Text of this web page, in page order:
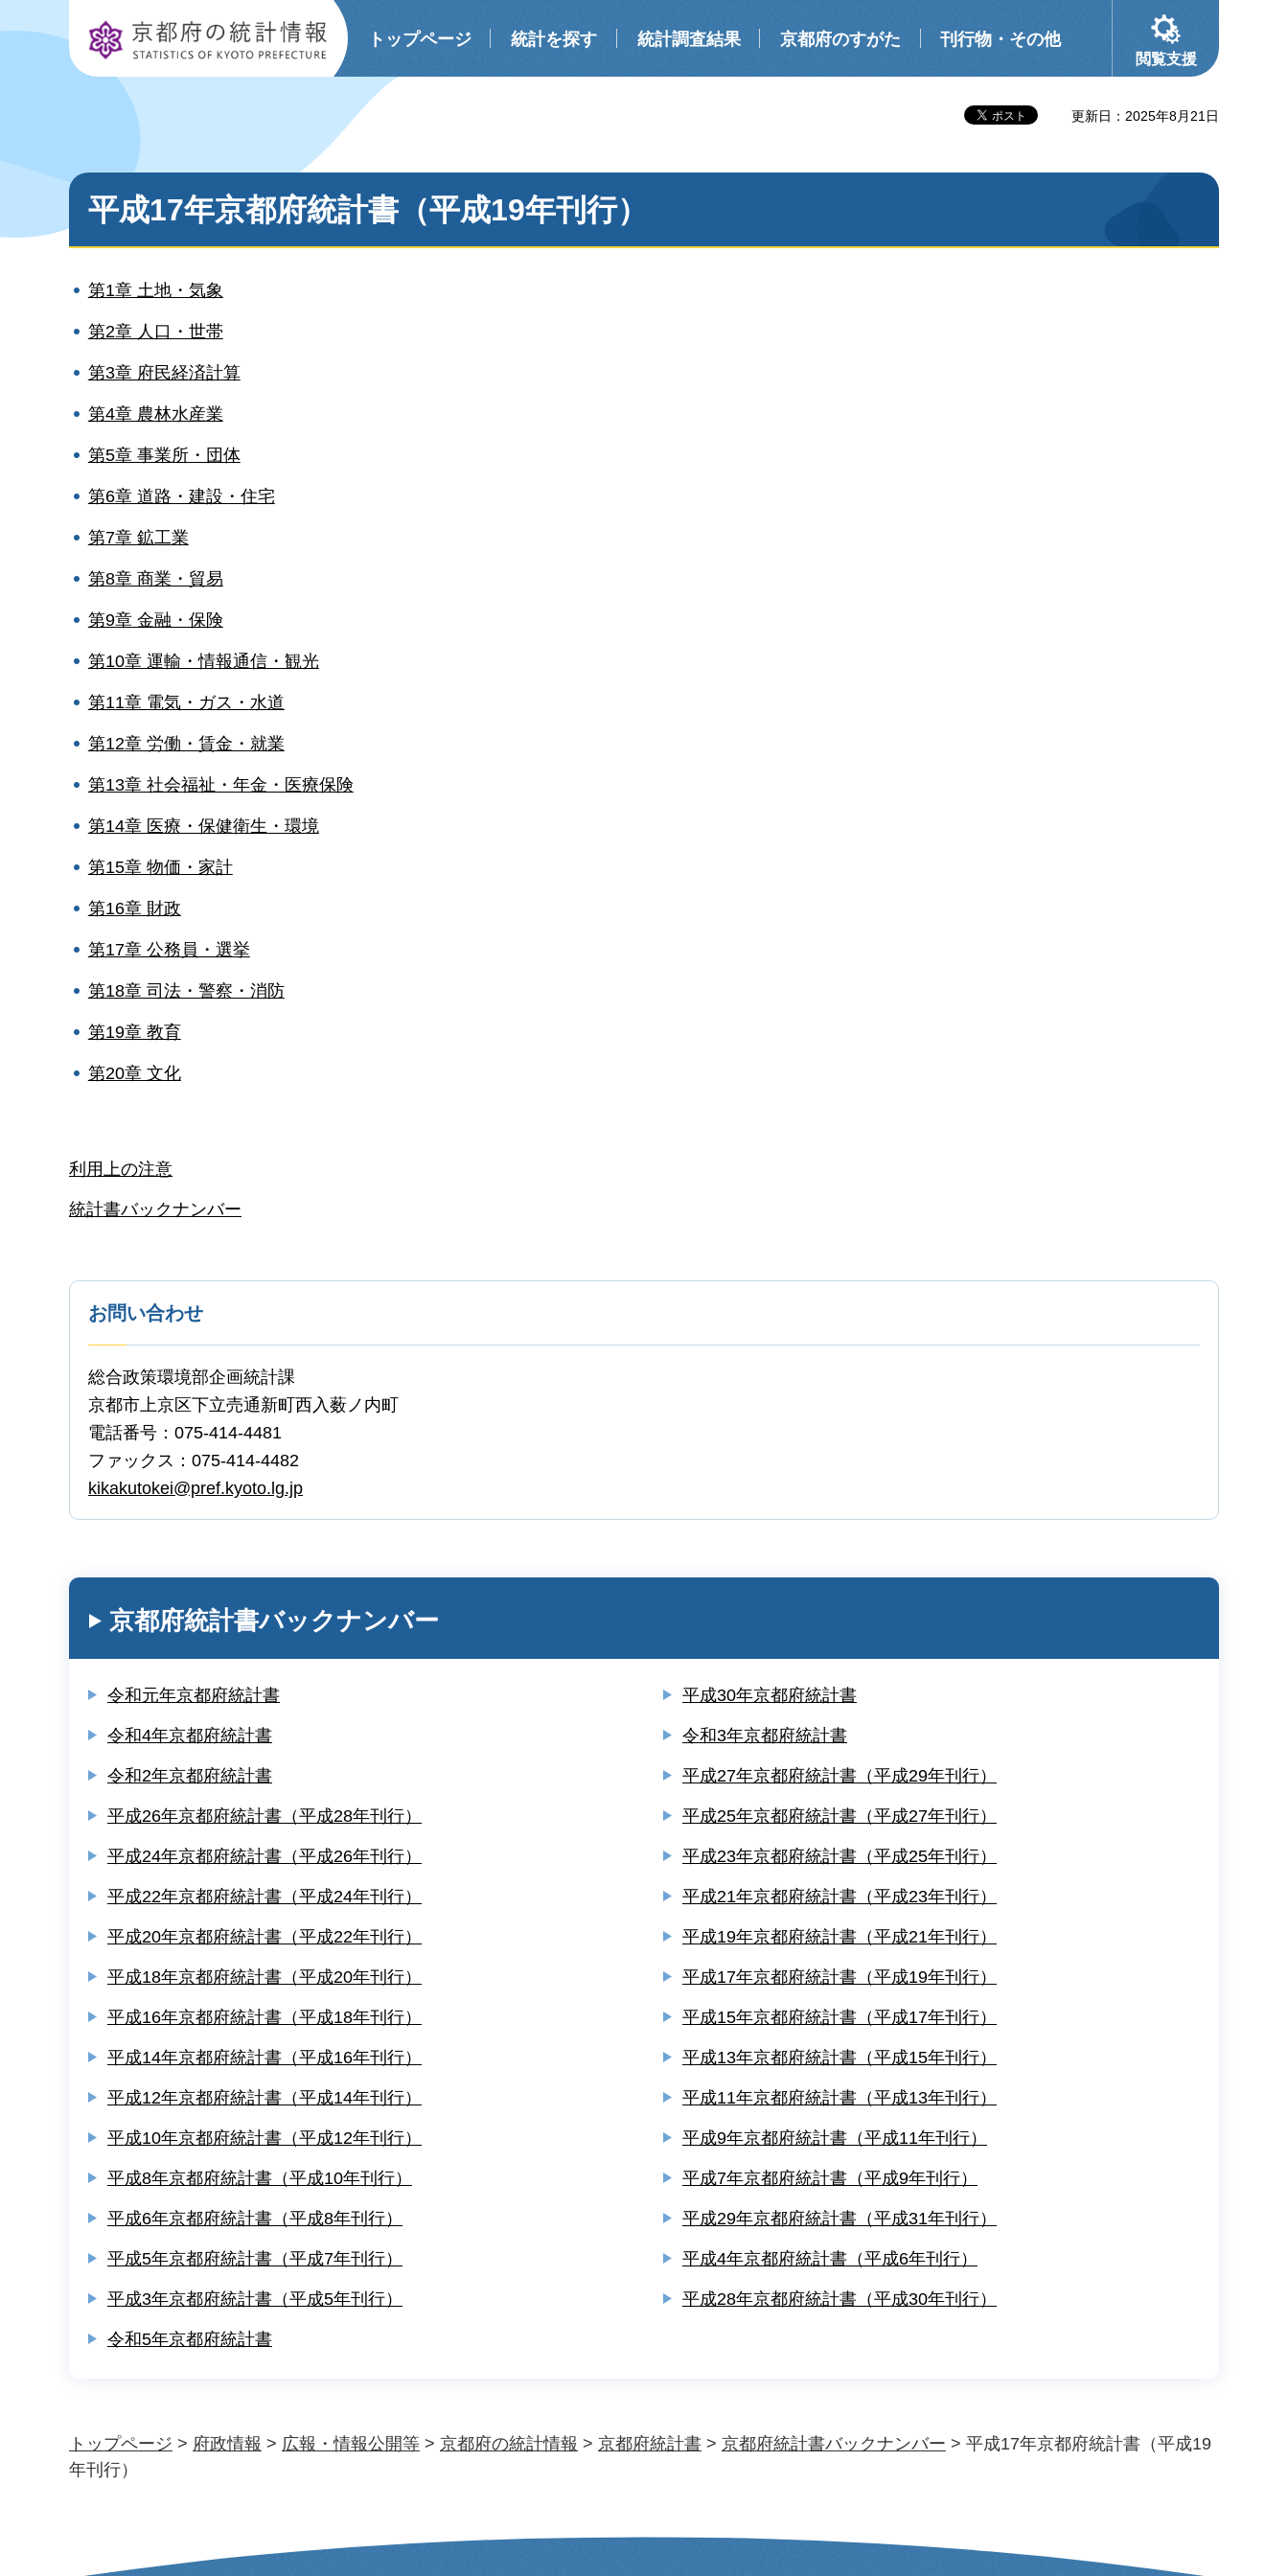
京都府の統計情報 トップページ 統計を探す 統計調査結果 京都府のすがた 刊行物・その他
閲覧支援
更新日：2025年8月21日
平成17年京都府統計書（平成19年刊行）
第1章 土地・気象
第2章 人口・世帯
第3章 府民経済計算
第4章 農林水産業
第5章 事業所・団体
第6章 道路・建設・住宅
第7章 鉱工業
第8章 商業・貿易
第9章 金融・保険
第10章 運輸・情報通信・観光
第11章 電気・ガス・水道
第12章 労働・賃金・就業
第13章 社会福祉・年金・医療保険
第14章 医療・保健衛生・環境
第15章 物価・家計
第16章 財政
第17章 公務員・選挙
第18章 司法・警察・消防
第19章 教育
第20章 文化
利用上の注意
統計書バックナンバー
お問い合わせ
総合政策環境部企画統計課
京都市上京区下立売通新町西入薮ノ内町
電話番号：075-414-4481
ファックス：075-414-4482
kikakutokei@pref.kyoto.lg.jp
京都府統計書バックナンバー
令和元年京都府統計書 平成30年京都府統計書
令和4年京都府統計書 令和3年京都府統計書
令和2年京都府統計書 平成27年京都府統計書（平成29年刊行）
平成26年京都府統計書（平成28年刊行） 平成25年京都府統計書（平成27年刊行）
平成24年京都府統計書（平成26年刊行） 平成23年京都府統計書（平成25年刊行）
平成22年京都府統計書（平成24年刊行） 平成21年京都府統計書（平成23年刊行）
平成20年京都府統計書（平成22年刊行） 平成19年京都府統計書（平成21年刊行）
平成18年京都府統計書（平成20年刊行） 平成17年京都府統計書（平成19年刊行）
平成16年京都府統計書（平成18年刊行） 平成15年京都府統計書（平成17年刊行）
平成14年京都府統計書（平成16年刊行） 平成13年京都府統計書（平成15年刊行）
平成12年京都府統計書（平成14年刊行） 平成11年京都府統計書（平成13年刊行）
平成10年京都府統計書（平成12年刊行） 平成9年京都府統計書（平成11年刊行）
平成8年京都府統計書（平成10年刊行） 平成7年京都府統計書（平成9年刊行）
平成6年京都府統計書（平成8年刊行） 平成29年京都府統計書（平成31年刊行）
平成5年京都府統計書（平成7年刊行） 平成4年京都府統計書（平成6年刊行）
平成3年京都府統計書（平成5年刊行） 平成28年京都府統計書（平成30年刊行）
令和5年京都府統計書
トップページ > 府政情報 > 広報・情報公開等 > 京都府の統計情報 > 京都府統計書 > 京都府統計書バックナンバー > 平成17年京都府統計書（平成19
年刊行）